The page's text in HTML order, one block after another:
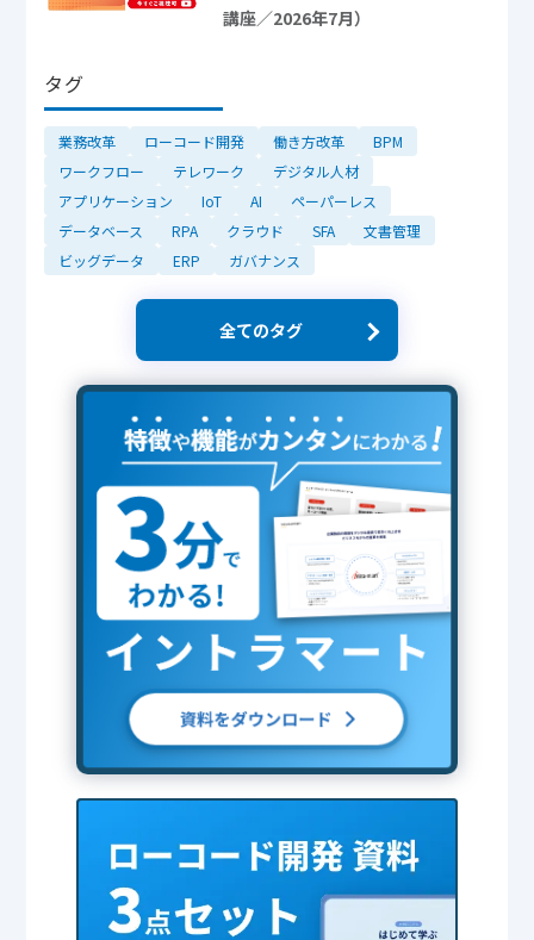
講座／2026年7月）
タグ
業務改革 ローコード開発 働き方改革
BPM
ワークフロー
テレワーク
デジタル人材
アプリケーション
IoT AI
ペーパーレス
データベース
RPA クラウド SFA
文書管理
ビッグデータ
ERP ガバナンス
全てのタグ